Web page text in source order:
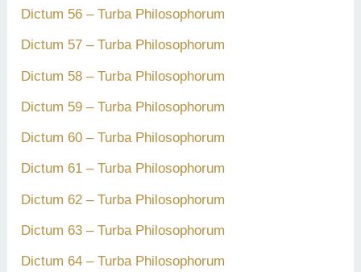
Dictum 56 – Turba Philosophorum
Dictum 57 – Turba Philosophorum
Dictum 58 – Turba Philosophorum
Dictum 59 – Turba Philosophorum
Dictum 60 – Turba Philosophorum
Dictum 61 – Turba Philosophorum
Dictum 62 – Turba Philosophorum
Dictum 63 – Turba Philosophorum
Dictum 64 – Turba Philosophorum